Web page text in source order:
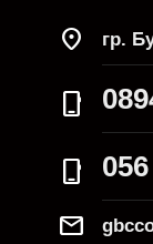
location_on гр.
phone_iphone
phone_iphone
Mail